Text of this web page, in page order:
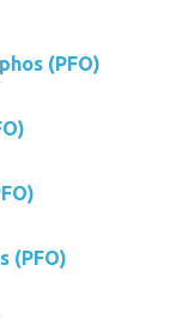
(PFO)
(PFO)